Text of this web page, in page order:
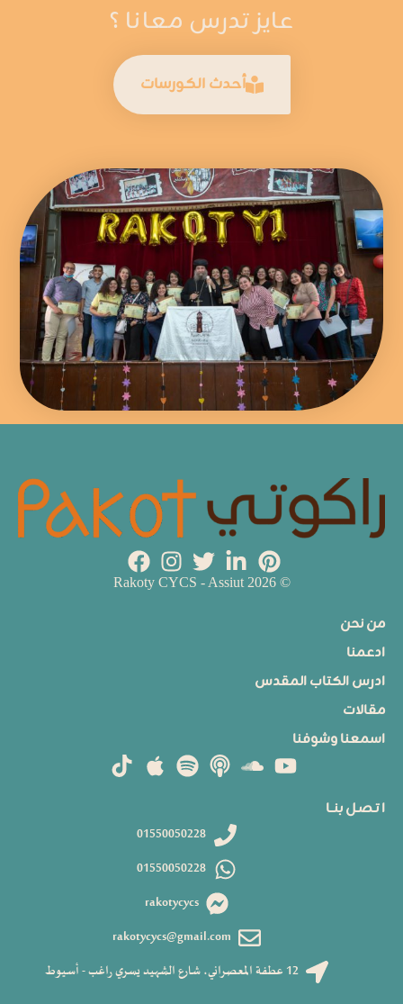
عايز تدرس معانا ؟
أحدث الكورسات
ا تـصـل بنــا
01550050228
01550050228
rakotycycs
rakotycycs@gmail.com
12 عطفة المعصراني، شارع الشهيد يسري راغب - أسيوط
من نحن
ادعمنا
ادرس الكتاب المقدس
مقالات
اسمعنا وشوفنا
© 2026 Rakoty CYCS - Assiut